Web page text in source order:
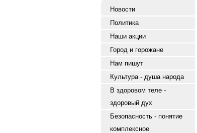
Новости
Политика
Наши акции
Город и горожане
Нам пишут
Культура - душа народа
В здоровом теле -
здоровый дух
Безопасность - понятие
комплексное